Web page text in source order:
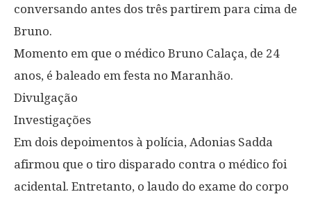
conversando antes dos três partirem para cima de
Bruno.
Momento em que o médico Bruno Calaça, de 24
anos, é baleado em festa no Maranhão.
Divulgação
Investigações
Em dois depoimentos à polícia, Adonias Sadda
afirmou que o tiro disparado contra o médico foi
acidental. Entretanto, o laudo do exame do corpo